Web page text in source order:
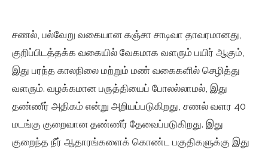
சணல், பல்வேறு வகையான கஞ்சா சாடிவா தாவரமானது,
குறிப்பிடத்தக்க வகையில் வேகமாக வளரும் பயிர் ஆகும்,
இது பரந்த காலநிலை மற்றும் மண் வகைகளில் செழித்து
வளரும். வழக்கமான பருத்தியைப் போலல்லாமல், இது
தண்ணீர் அதிகம் என்று அறியப்படுகிறது, சணல் வளர 40
மடங்கு குறைவான தண்ணீர் தேவைப்படுகிறது. இது
குறைந்த நீர் ஆதாரங்களைக் கொண்ட பகுதிகளுக்கு இது